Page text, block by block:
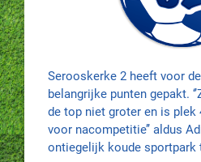
Serooskerke 2 heeft voor
belangrijke punten gepakt.
de top niet groter en is plek
voor nacompetitie’’ aldus
ontiegelijk koude sportpark